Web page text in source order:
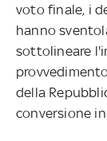
voto finale, i
hanno
sottolineare
della
conversione in